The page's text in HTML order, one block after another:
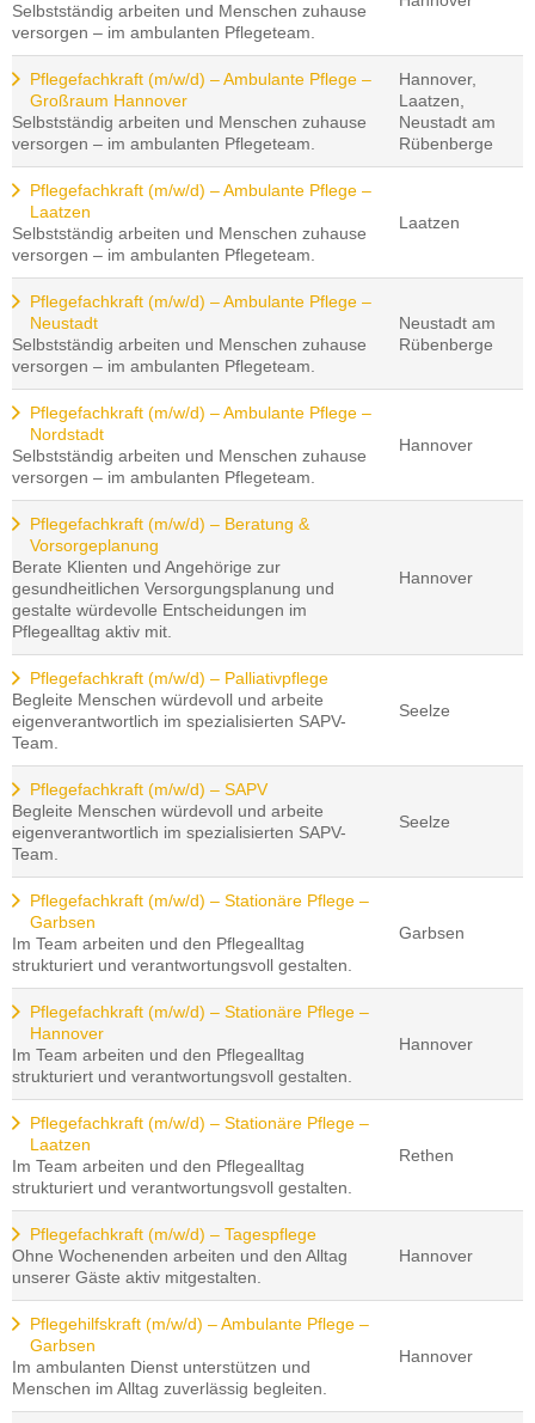
Selbstständig arbeiten und Menschen zuhause
versorgen – im ambulanten Pflegeteam.
Pflegefachkraft (m/w/d) – Ambulante Pflege –
Großraum Hannover
Selbstständig arbeiten und Menschen zuhause
versorgen – im ambulanten Pflegeteam.
Hannover,
Laatzen,
Neustadt am
Rübenberge
Pflegefachkraft (m/w/d) – Ambulante Pflege –
Laatzen
Selbstständig arbeiten und Menschen zuhause
versorgen – im ambulanten Pflegeteam.
Laatzen
Pflegefachkraft (m/w/d) – Ambulante Pflege –
Neustadt
Selbstständig arbeiten und Menschen zuhause
versorgen – im ambulanten Pflegeteam.
Neustadt am
Rübenberge
Pflegefachkraft (m/w/d) – Ambulante Pflege –
Nordstadt
Selbstständig arbeiten und Menschen zuhause
versorgen – im ambulanten Pflegeteam.
Hannover
Pflegefachkraft (m/w/d) – Beratung &
Vorsorgeplanung
Berate Klienten und Angehörige zur
gesundheitlichen Versorgungsplanung und
gestalte würdevolle Entscheidungen im
Pflegealltag aktiv mit.
Hannover
Pflegefachkraft (m/w/d) – Palliativpflege
Begleite Menschen würdevoll und arbeite
eigenverantwortlich im spezialisierten SAPV-
Team.
Seelze
Pflegefachkraft (m/w/d) – SAPV
Begleite Menschen würdevoll und arbeite
eigenverantwortlich im spezialisierten SAPV-
Team.
Seelze
Pflegefachkraft (m/w/d) – Stationäre Pflege –
Garbsen
Im Team arbeiten und den Pflegealltag
strukturiert und verantwortungsvoll gestalten.
Garbsen
Pflegefachkraft (m/w/d) – Stationäre Pflege –
Hannover
Im Team arbeiten und den Pflegealltag
strukturiert und verantwortungsvoll gestalten.
Hannover
Pflegefachkraft (m/w/d) – Stationäre Pflege –
Laatzen
Im Team arbeiten und den Pflegealltag
strukturiert und verantwortungsvoll gestalten.
Rethen
Pflegefachkraft (m/w/d) – Tagespflege
Ohne Wochenenden arbeiten und den Alltag
unserer Gäste aktiv mitgestalten.
Hannover
Pflegehilfskraft (m/w/d) – Ambulante Pflege –
Garbsen
Im ambulanten Dienst unterstützen und
Menschen im Alltag zuverlässig begleiten.
Hannover